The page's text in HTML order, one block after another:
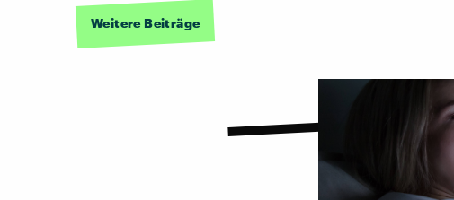
Weitere Beiträge